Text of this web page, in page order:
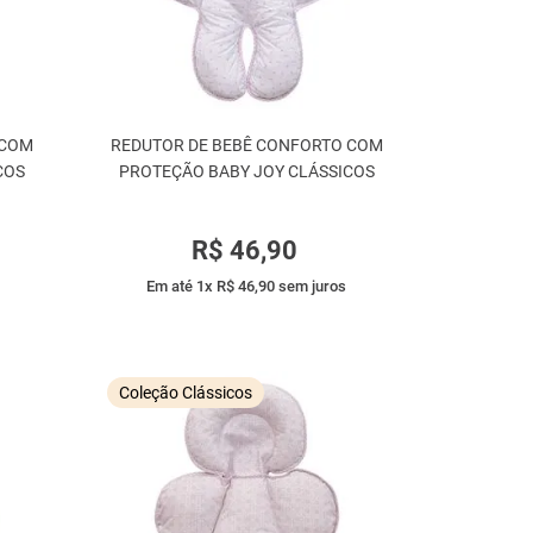
REDUTOR DE BEBÊ CONFORTO COM
PROTEÇÃO BABY JOY CLÁSSICOS
R$ 46,90
Em até 1x R$ 46,90 sem juros
Coleção Clássicos